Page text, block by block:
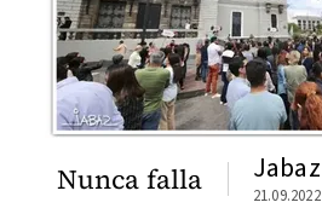
Nunca falla Jabaz
21.09.2022